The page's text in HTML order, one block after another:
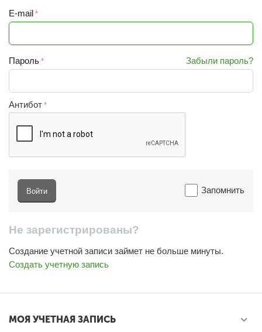
E-mail
Пароль Забыли пароль?
Антибот
Запомнить
Войти
Не зарегистрированы?
Создание учетной записи займет не больше минуты.
Создать учетную запись
МОЯ УЧЕТНАЯ ЗАПИСЬ